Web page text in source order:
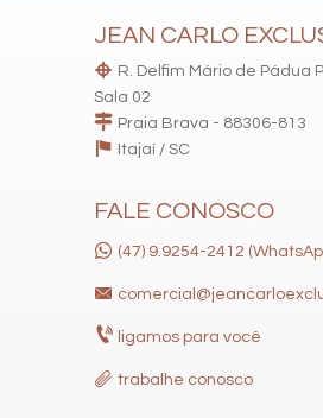
JEAN CARLO
R. Delfim Mário de Pádua
Sala 02
Praia Brava - 88306-813
Itajaí / SC
FALE CONOSCO
(47) 9.9254-2412
ligamos para você
trabalhe conosco